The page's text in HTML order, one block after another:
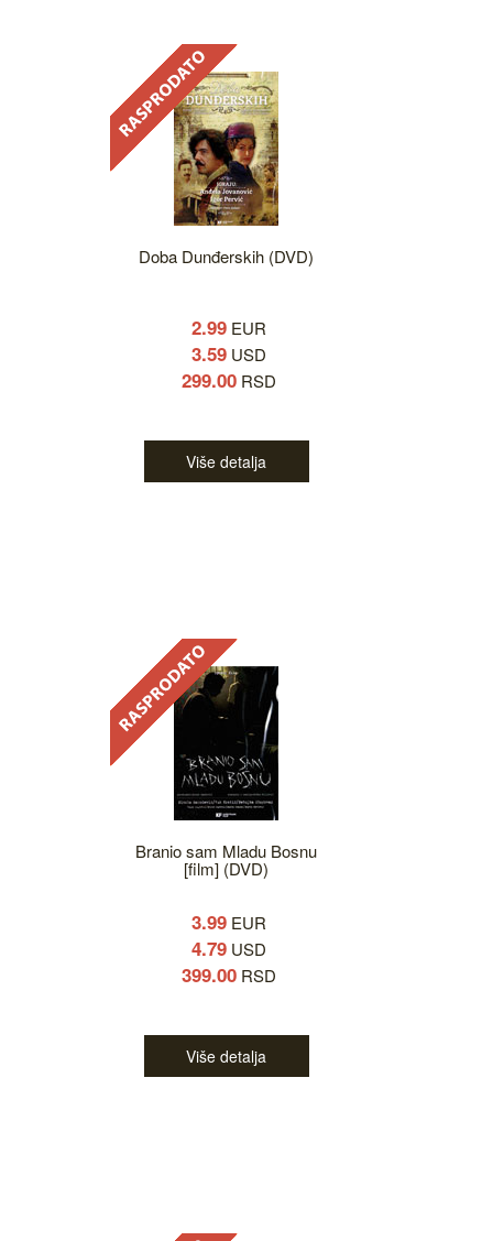
Doba Dunđerskih (DVD)
2.99 EUR
3.59 USD
299.00 RSD
Više detalja
Branio sam Mladu Bosnu
[film] (DVD)
3.99 EUR
4.79 USD
399.00 RSD
Više detalja